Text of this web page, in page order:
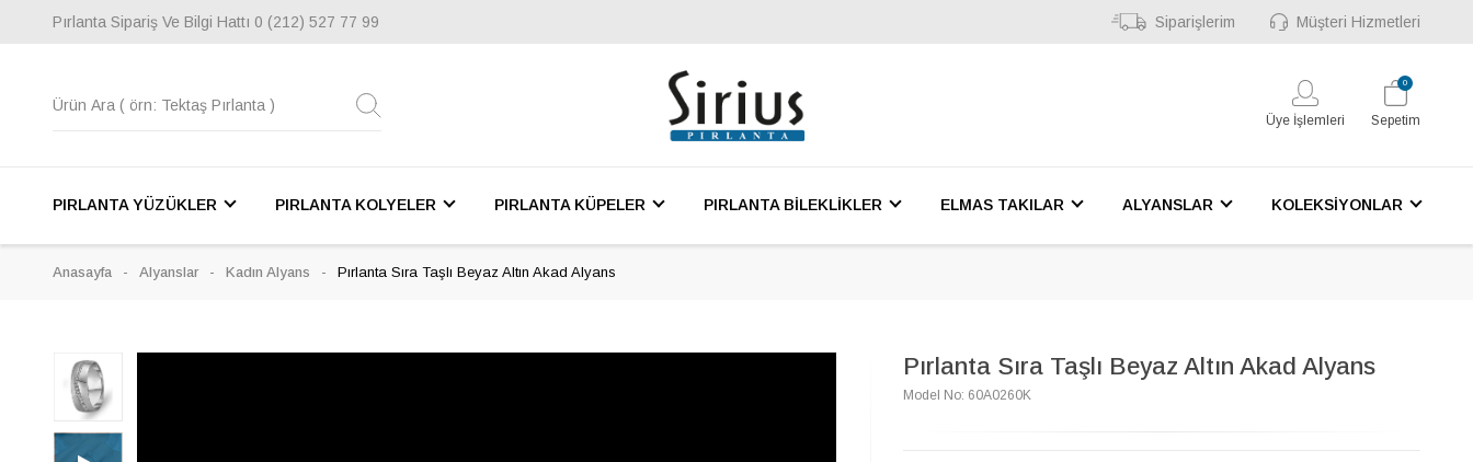
Pırlanta Sipariş Ve Bilgi Hattı 0 (212) 527 77 99 Siparişlerim Müşteri Hizmetleri
Üye İşlemleri Sepetim
0
PIRLANTA YÜZÜKLER PIRLANTA KOLYELER PIRLANTA KÜPELER PIRLANTA BİLEKLİKLER ELMAS TAKILAR ALYANSLAR KOLEKSİYONLAR
Anasayfa Alyanslar Kadın Alyans Pırlanta Sıra Taşlı Beyaz Altın Akad Alyans
Pırlanta Sıra Taşlı Beyaz Altın Akad Alyans
Model No: 60A0260K